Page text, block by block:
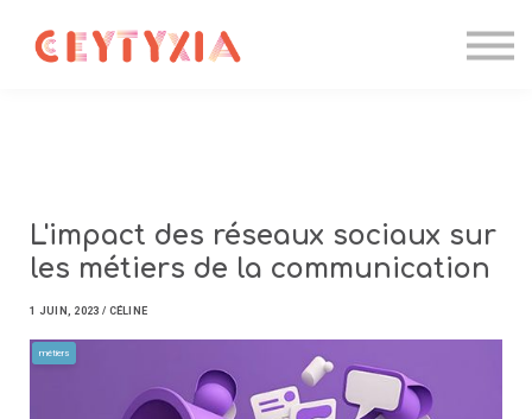
Formations IA
L'impact des réseaux sociaux sur
les métiers de la communication
1 JUIN, 2023 / CÉLINE
métiers